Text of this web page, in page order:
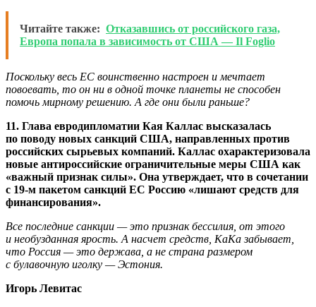
Читайте также: Отказавшись от российского газа,
Европа попала в зависимость от США — Il Foglio
Поскольку весь ЕС воинственно настроен и мечтает
повоевать, то он ни в одной точке планеты не способен
помочь мирному решению. А где они были раньше?
11. Глава евродипломатии Кая Каллас высказалась
по поводу новых санкций США, направленных против
российских сырьевых компаний. Каллас охарактеризовала
новые антироссийские ограничительные меры США как
«важный признак силы». Она утверждает, что в сочетании
с 19-м пакетом санкций ЕС Россию «лишают средств для
финансирования».
Все последние санкции — это признак бессилия, от этого
и необузданная ярость. А насчет средств, КаКа забывает,
что Россия — это держава, а не страна размером
с булавочную иголку — Эстония.
Игорь Левитас